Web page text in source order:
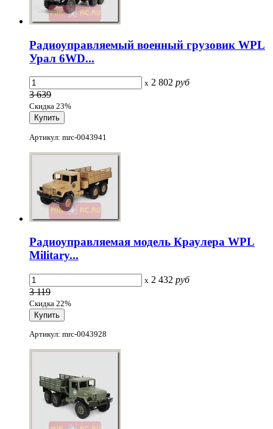
Радиоуправляемый военный грузовик WPL
Урал 6WD...
x 2 802 руб
3 639
Скидка 23%
Артикул: mrc-0043941
Радиоуправляемая модель Краулера WPL
Military...
x 2 432 руб
3 119
Скидка 22%
Артикул: mrc-0043928